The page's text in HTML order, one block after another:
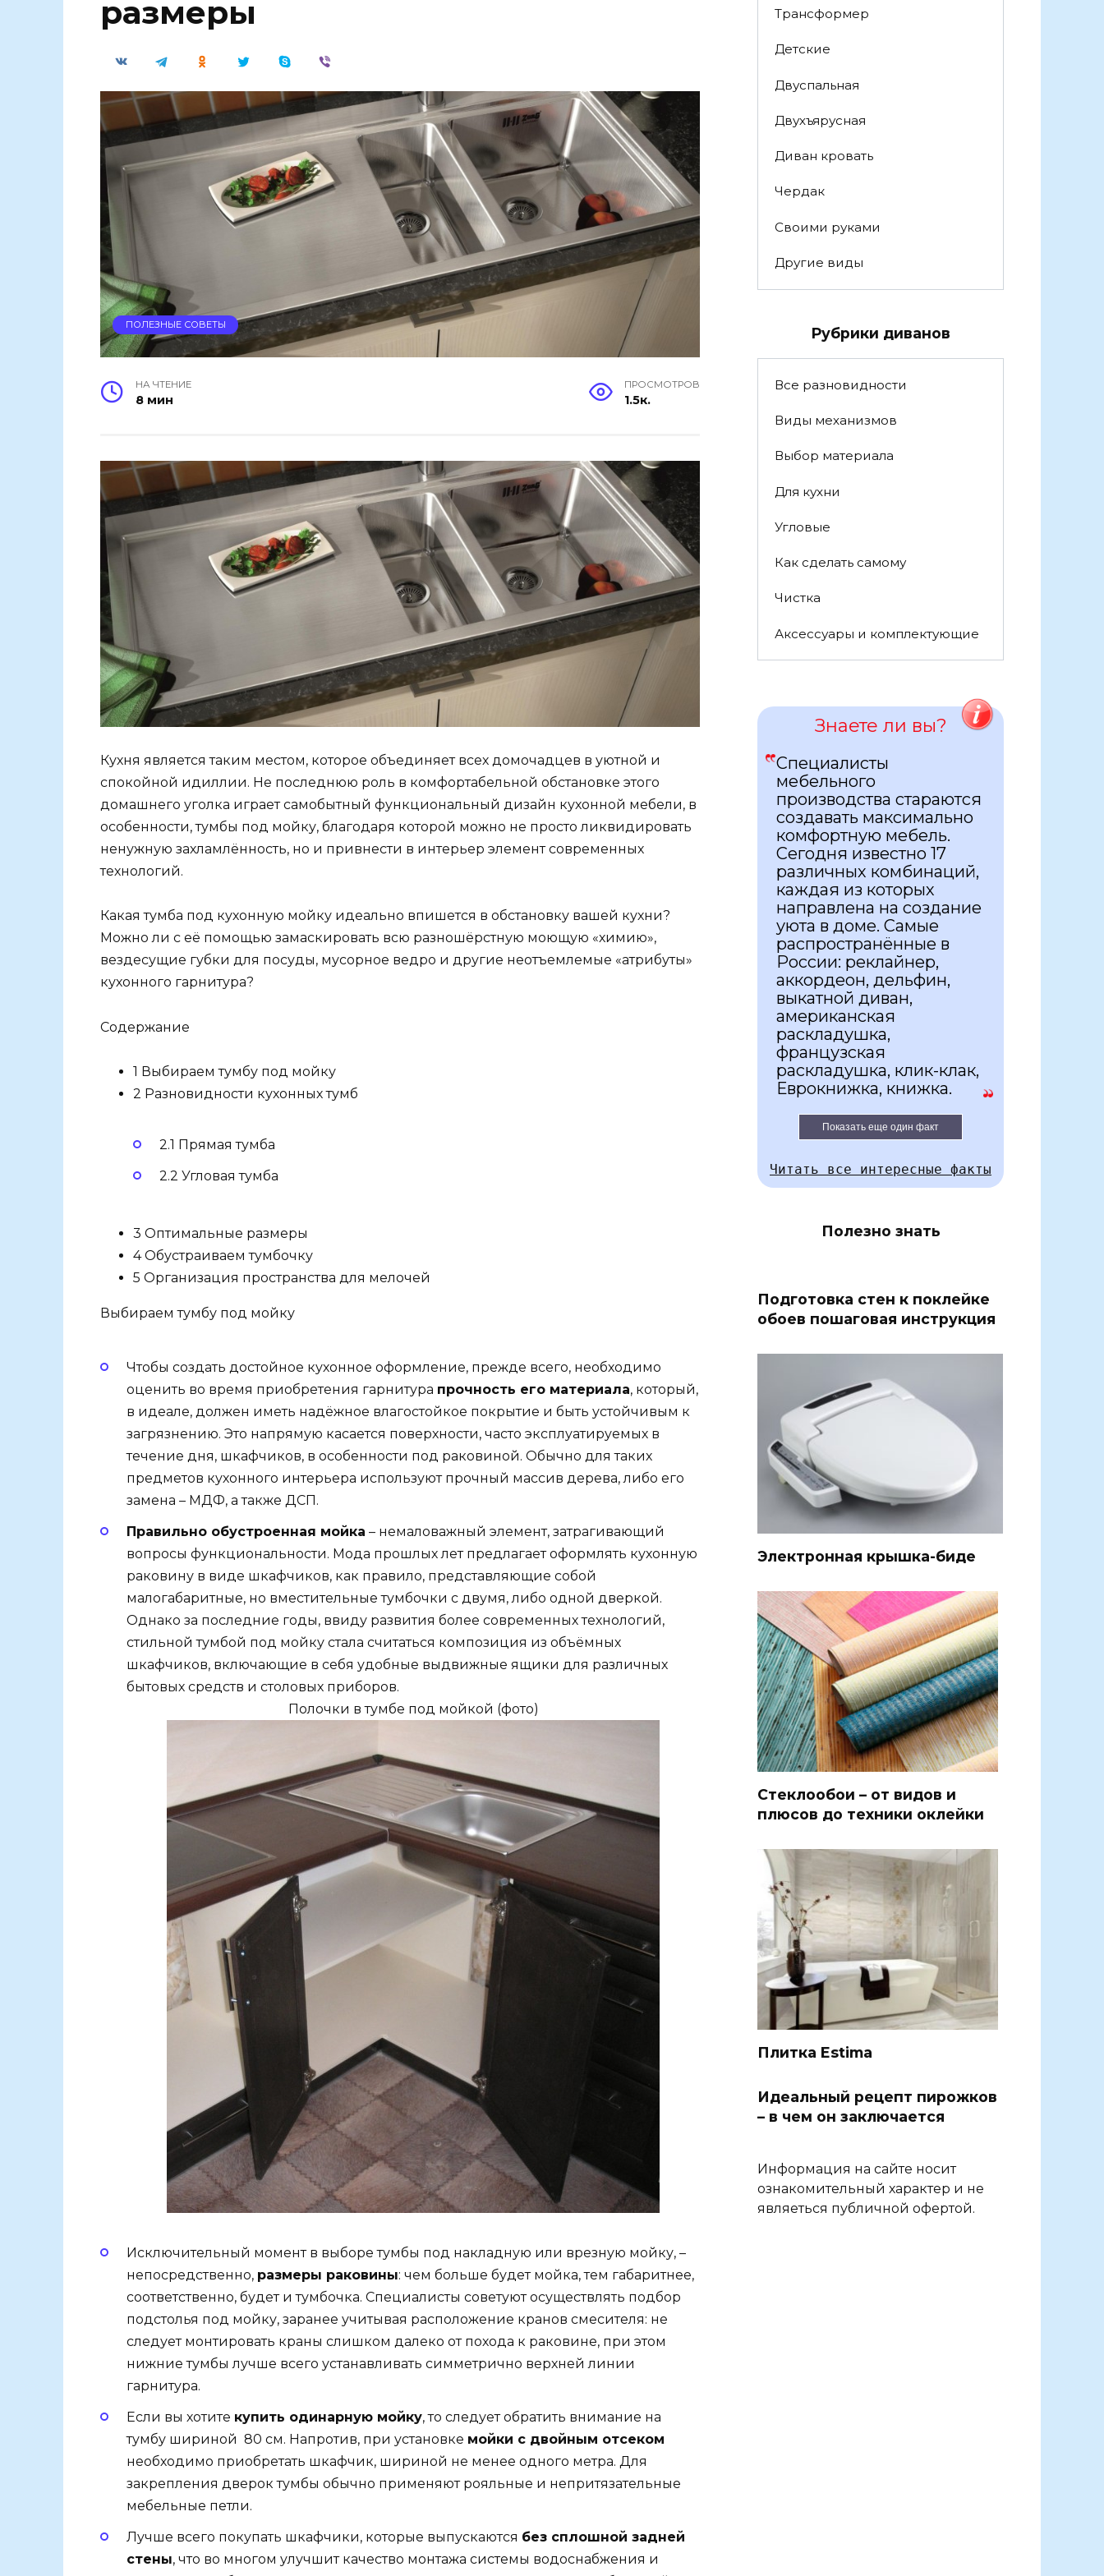
размеры
ПОЛЕЗНЫЕ СОВЕТЫ
НА ЧТЕНИЕ
8 мин
ПРОСМОТРОВ
1.5к.
Кухня является таким местом, которое объединяет всех домочадцев в уютной и
спокойной идиллии. Не последнюю роль в комфортабельной обстановке этого
домашнего уголка играет самобытный функциональный дизайн кухонной мебели, в
особенности, тумбы под мойку, благодаря которой можно не просто ликвидировать
ненужную захламлённость, но и привнести в интерьер элемент современных
технологий.
Какая тумба под кухонную мойку идеально впишется в обстановку вашей кухни?
Можно ли с её помощью замаскировать всю разношёрстную моющую «химию»,
вездесущие губки для посуды, мусорное ведро и другие неотъемлемые «атрибуты»
кухонного гарнитура?
Содержание
1 Выбираем тумбу под мойку
2 Разновидности кухонных тумб
2.1 Прямая тумба
2.2 Угловая тумба
3 Оптимальные размеры
4 Обустраиваем тумбочку
5 Организация пространства для мелочей
Выбираем тумбу под мойку
Чтобы создать достойное кухонное оформление, прежде всего, необходимо
оценить во время приобретения гарнитура прочность его материала, который,
в идеале, должен иметь надёжное влагостойкое покрытие и быть устойчивым к
загрязнению. Это напрямую касается поверхности, часто эксплуатируемых в
течение дня, шкафчиков, в особенности под раковиной. Обычно для таких
предметов кухонного интерьера используют прочный массив дерева, либо его
замена – МДФ, а также ДСП.
Правильно обустроенная мойка – немаловажный элемент, затрагивающий
вопросы функциональности. Мода прошлых лет предлагает оформлять кухонную
раковину в виде шкафчиков, как правило, представляющие собой
малогабаритные, но вместительные тумбочки с двумя, либо одной дверкой.
Однако за последние годы, ввиду развития более современных технологий,
стильной тумбой под мойку стала считаться композиция из объёмных
шкафчиков, включающие в себя удобные выдвижные ящики для различных
бытовых средств и столовых приборов.
Полочки в тумбе под мойкой (фото)
Исключительный момент в выборе тумбы под накладную или врезную мойку, –
непосредственно, размеры раковины: чем больше будет мойка, тем габаритнее,
соответственно, будет и тумбочка. Специалисты советуют осуществлять подбор
подстолья под мойку, заранее учитывая расположение кранов смесителя: не
следует монтировать краны слишком далеко от похода к раковине, при этом
нижние тумбы лучше всего устанавливать симметрично верхней линии
гарнитура.
Если вы хотите купить одинарную мойку, то следует обратить внимание на
тумбу шириной 80 см. Напротив, при установке мойки с двойным отсеком
необходимо приобретать шкафчик, шириной не менее одного метра. Для
закрепления дверок тумбы обычно применяют рояльные и непритязательные
мебельные петли.
Лучше всего покупать шкафчики, которые выпускаются без сплошной задней
стены, что во многом улучшит качество монтажа системы водоснабжения и
Трансформер
Детские
Двуспальная
Двухъярусная
Диван кровать
Чердак
Своими руками
Другие виды
Рубрики диванов
Все разновидности
Виды механизмов
Выбор материала
Для кухни
Угловые
Как сделать самому
Чистка
Аксессуары и комплектующие
Знаете ли вы?
Специалисты
мебельного
производства стараются
создавать максимально
комфортную мебель.
Сегодня известно 17
различных комбинаций,
каждая из которых
направлена на создание
уюта в доме. Самые
распространённые в
России: реклайнер,
аккордеон, дельфин,
выкатной диван,
американская
раскладушка,
французская
раскладушка, клик-клак,
Еврокнижка, книжка.
Показать еще один факт
Читать все интересные факты
Полезно знать
Подготовка стен к поклейке
обоев пошаговая инструкция
Электронная крышка-биде
Стеклообои – от видов и
плюсов до техники оклейки
Плитка Estima
Идеальный рецепт пирожков
– в чем он заключается
Информация на сайте носит
ознакомительный характер и не
являеться публичной офертой.